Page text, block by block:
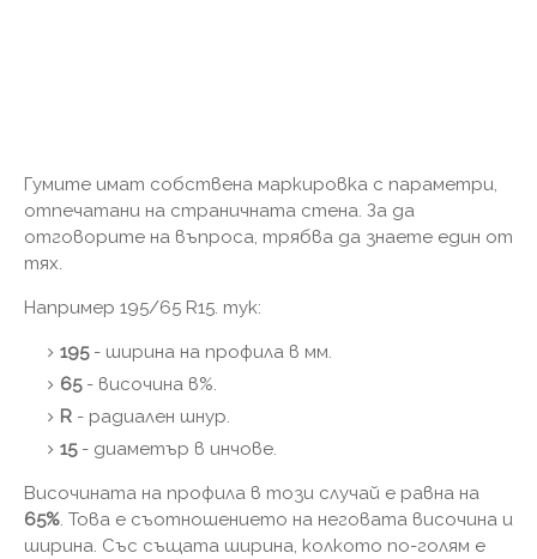
Гумите имат собствена маркировка с параметри,
отпечатани на страничната стена. За да
отговорите на въпроса, трябва да знаете един от
тях.
Например 195/65 R15. тук:
195- ширина на профила в мм.
65- височина в%.
R - радиален шнур.
15- диаметър в инчове.
Височината на профила в този случай е равна на
65%. Това е съотношението на неговата височина и
ширина. Със същата ширина, колкото по-голям е